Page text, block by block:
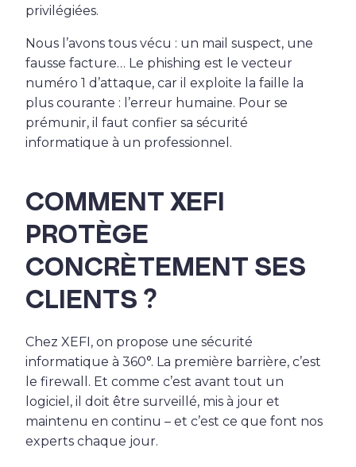
privilégiées.
Nous l’avons tous vécu : un mail suspect, une
fausse facture… Le phishing est le vecteur
numéro 1 d’attaque, car il exploite la faille la
plus courante : l’erreur humaine. Pour se
prémunir, il faut confier sa sécurité
informatique à un professionnel.
COMMENT XEFI
PROTÈGE
CONCRÈTEMENT SES
CLIENTS ?
Chez XEFI, on propose une sécurité
informatique à 360°. La première barrière, c’est
le firewall. Et comme c’est avant tout un
logiciel, il doit être surveillé, mis à jour et
maintenu en continu – et c’est ce que font nos
experts chaque jour.